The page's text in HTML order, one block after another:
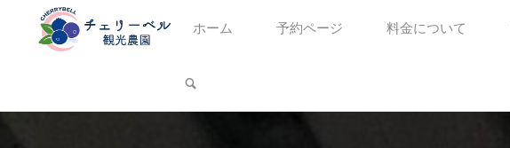
ホーム 予約ページ 料金について